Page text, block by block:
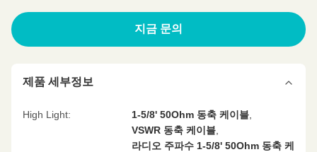
지금 문의
제품 세부정보
High Light: 1-5/8' 50Ohm 동축 케이블,
VSWR 동축 케이블,
라디오 주파수 1-5/8' 50Ohm 동축 케